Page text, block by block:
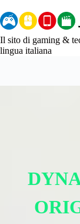
al
contenuto
Il sito di gaming &
lingua italiana